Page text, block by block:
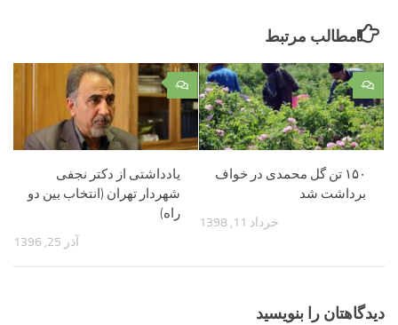
مطالب مرتبط
۰
یادداشتی از دکتر نجفی
شهردار تهران (انتخاب بین دو
راه)
آذر 25, 1396
۰
۱۵۰ تن گل محمدی در خواف
برداشت شد
خرداد 11, 1398
دیدگاهتان را بنویسید